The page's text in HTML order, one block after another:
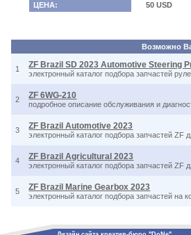
ЦЕНА: 50 USD
Возможно
1 ZF Brazil SD 2023 Automotive Steering
электронный каталог подбора запчастей
2 ZF 6WG-210
подробное описание обслуживания и
3 ZF Brazil Automotive 2023
электронный каталог подбора запчастей ZF
4 ZF Brazil Agricultural 2023
электронный каталог подбора запчастей ZF
5 ZF Brazil Marine Gearbox 2023
электронный каталог подбора запчастей на